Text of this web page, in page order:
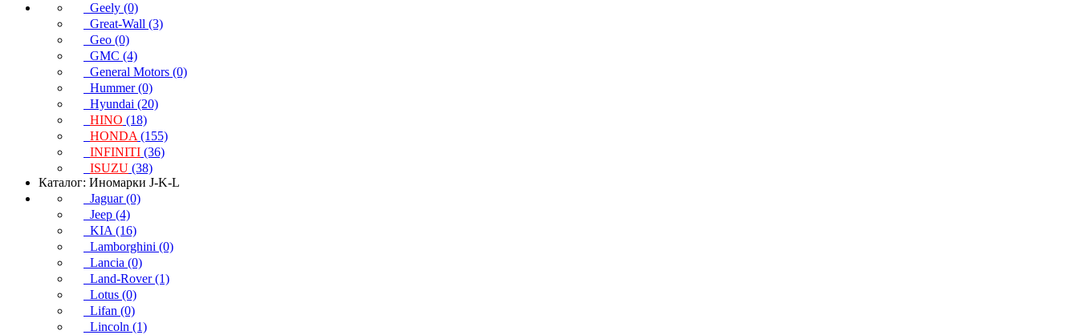
Geely (0)
Great-Wall (3)
Geo (0)
GMC (4)
General Motors (0)
Hummer (0)
Hyundai (20)
HINO (18)
HONDA (155)
INFINITI (36)
ISUZU (38)
Каталог: Иномарки J-K-L
Jaguar (0)
Jeep (4)
KIA (16)
Lamborghini (0)
Lancia (0)
Land-Rover (1)
Lotus (0)
Lifan (0)
Lincoln (1)